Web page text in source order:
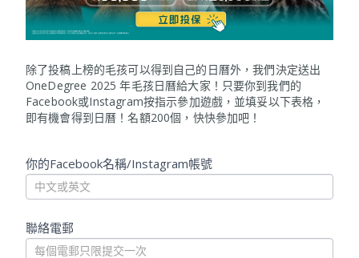
除了投稿上榜的毛孩可以得到自己的日曆外，我們決定送出
OneDegree 2025 年毛孩日曆給大家！只要你到我們的
Facebook或Instagram按指示參加遊戲，並填妥以下表格，
即有機會得到日曆！名額200個，快快參加吧！
O
n
e
e
你的Facebook名稱/Instagram帳號
聯絡電郵